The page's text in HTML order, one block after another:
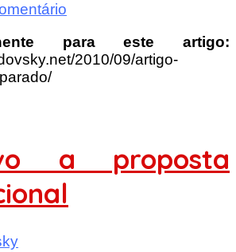
para este artigo:
2010/09/artigo-
a proposta